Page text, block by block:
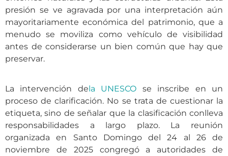
presión se ve agravada por una interpretación aún
mayoritariamente económica del patrimonio, que a
menudo se moviliza como vehículo de visibilidad
antes de considerarse un bien común que hay que
preservar.
La intervención dela UNESCO se inscribe en un
proceso de clarificación. No se trata de cuestionar la
etiqueta, sino de señalar que la clasificación conlleva
responsabilidades a largo plazo. La reunión
organizada en Santo Domingo del 24 al 26 de
noviembre de 2025 congregó a autoridades de